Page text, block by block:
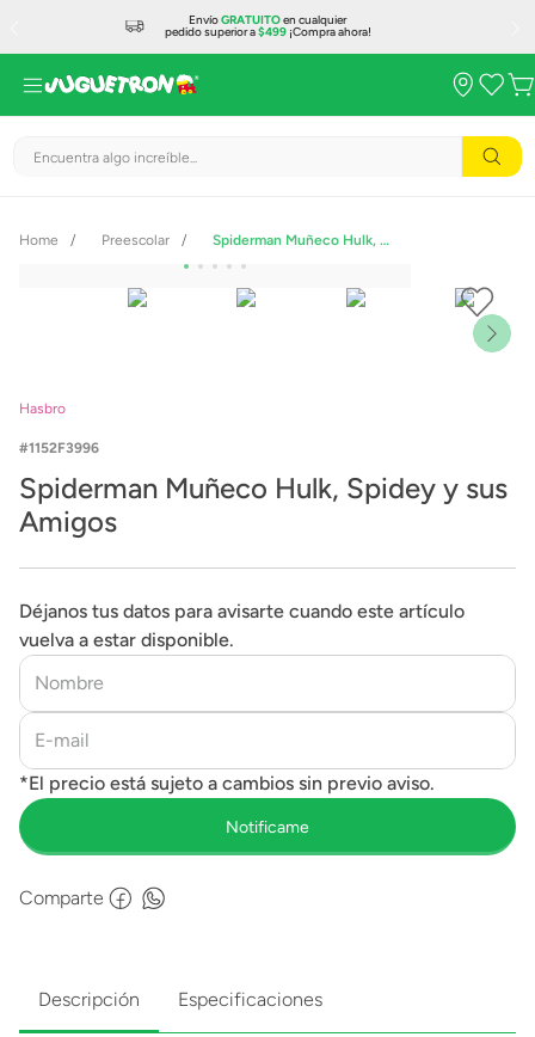
EnvíoGRATUITOen cualquier
pedido superior a$499¡Compra ahora!
Encuentra algo increíble...
Preescolar Spiderman Muñeco Hulk, Spidey y sus Amigos
Hasbro
1152F3996
Spiderman Muñeco Hulk, Spidey y sus
Amigos
Déjanos tus datos para avisarte cuando este artículo
vuelva a estar disponible.
Comparte
Descripción Especificaciones